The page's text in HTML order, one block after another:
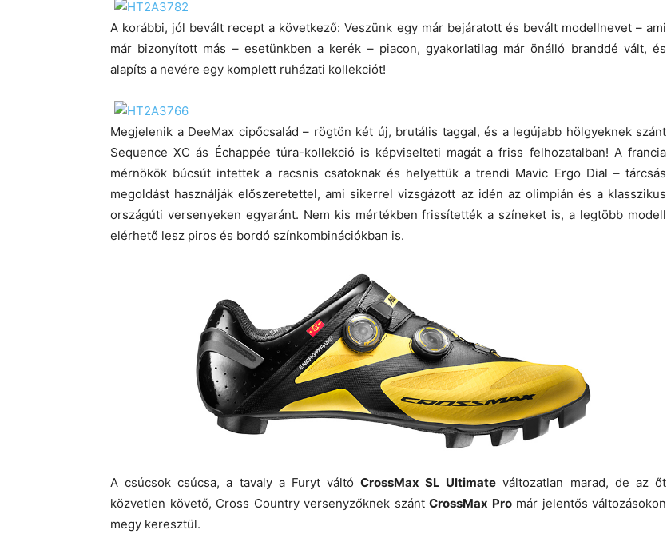
A korábbi, jól bevált recept a következő: Veszünk egy már bejáratott és bevált modellnevet – ami
már bizonyított más – esetünkben a kerék – piacon, gyakorlatilag már önálló branddé vált, és
alapíts a nevére egy komplett ruházati kollekciót!
Megjelenik a DeeMax cipőcsalád – rögtön két új, brutális taggal, és a legújabb hölgyeknek szánt
Sequence XC ás Échappée túra-kollekció is képviselteti magát a friss felhozatalban! A francia
mérnökök búcsút intettek a racsnis csatoknak és helyettük a trendi Mavic Ergo Dial – tárcsás
megoldást használják előszeretettel, ami sikerrel vizsgázott az idén az olimpián és a klasszikus
országúti versenyeken egyaránt. Nem kis mértékben frissítették a színeket is, a legtöbb modell
elérhető lesz piros és bordó színkombinációkban is.
A csúcsok csúcsa, a tavaly a Furyt váltóCrossMax SL Ultimate változatlan marad, de az őt
közvetlen követő, Cross Country versenyzőknek szánt CrossMax Promár jelentős változásokon
megy keresztül.